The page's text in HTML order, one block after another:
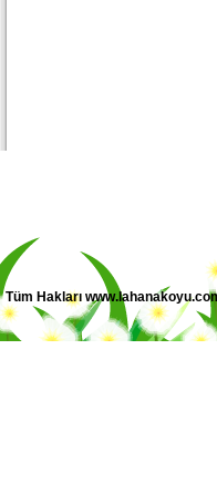
Tüm Hakları